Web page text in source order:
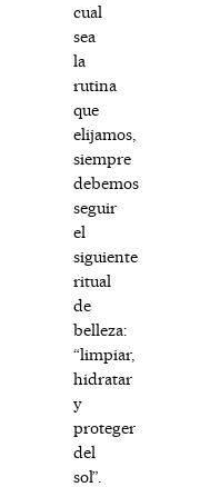
cual
sea
la
rutina
que
elijamos,
siempre
debemos
seguir
el
siguiente
ritual
de
belleza:
“limpiar,
hidratar
y
proteger
del
sol”.